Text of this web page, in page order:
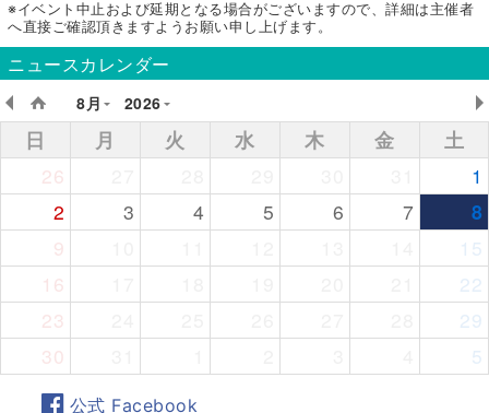
※イベント中止および延期となる場合がございますので、詳細は主催者
へ直接ご確認頂きますようお願い申し上げます。
ニュースカレンダー
8月
2026
日 月 火 水 木 金
土
26
1
2
3 4 5 6 7
8
9
15
16
22
23
29
30
5
公式 Facebook